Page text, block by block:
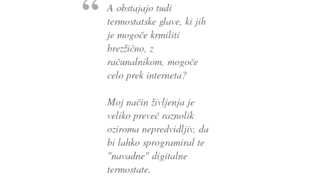
A obstajajo tudi
termostatske glave, ki jih
je mogoče krmiliti
brezžično, z
računalnikom, mogoče
celo prek interneta?
Moj način življenja je
veliko preveč raznolik
oziroma nepredvidljiv, da
bi lahko sprogramiral te
"navadne" digitalne
termostate.